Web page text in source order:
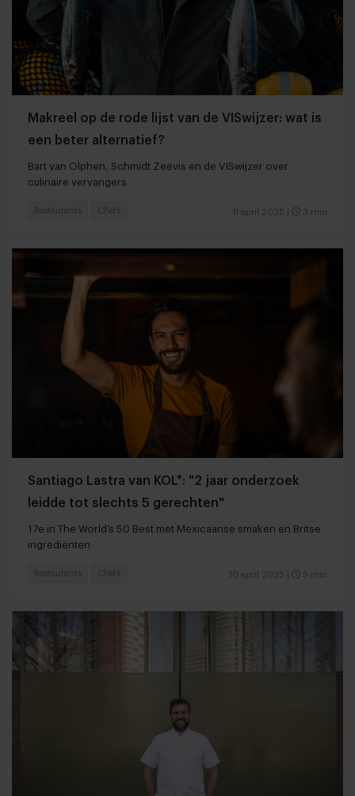
Makreel op de rode lijst van de VISwijzer: wat is
een beter alternatief?
Bart van Olphen, Schmidt Zeevis en de VISwijzer over
culinaire vervangers
11 april 2025 3 min
Restaurants Chefs
Santiago Lastra van KOL*: "2 jaar onderzoek
leidde tot slechts 5 gerechten"
17e in The World’s 50 Best met Mexicaanse smaken en Britse
ingrediënten
10 april 2025 5 min
Restaurants Chefs